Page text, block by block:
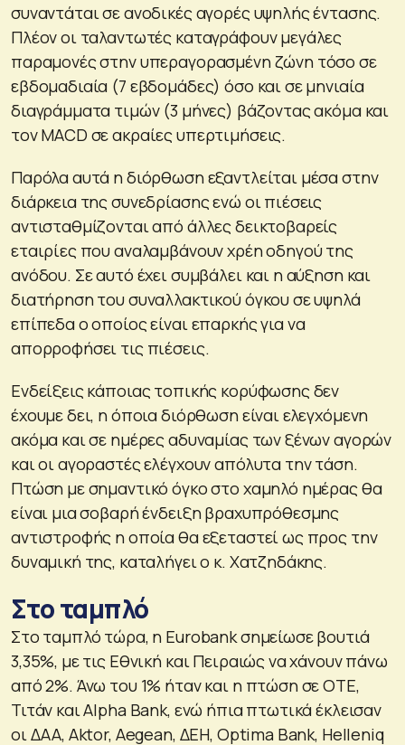
συναντάται σε ανοδικές αγορές υψηλής έντασης.
Πλέον οι ταλαντωτές καταγράφουν μεγάλες
παραμονές στην υπεραγορασμένη ζώνη τόσο σε
εβδομαδιαία (7 εβδομάδες) όσο και σε μηνιαία
διαγράμματα τιμών (3 μήνες) βάζοντας ακόμα και
τον MACD σε ακραίες υπερτιμήσεις.
Παρόλα αυτά η διόρθωση εξαντλείται μέσα στην
διάρκεια της συνεδρίασης ενώ οι πιέσεις
αντισταθμίζονται από άλλες δεικτοβαρείς
εταιρίες που αναλαμβάνουν χρέη οδηγού της
ανόδου. Σε αυτό έχει συμβάλει και η αύξηση και
διατήρηση του συναλλακτικού όγκου σε υψηλά
επίπεδα ο οποίος είναι επαρκής για να
απορροφήσει τις πιέσεις.
Ενδείξεις κάποιας τοπικής κορύφωσης δεν
έχουμε δει, η όποια διόρθωση είναι ελεγχόμενη
ακόμα και σε ημέρες αδυναμίας των ξένων αγορών
και οι αγοραστές ελέγχουν απόλυτα την τάση.
Πτώση με σημαντικό όγκο στο χαμηλό ημέρας θα
είναι μια σοβαρή ένδειξη βραχυπρόθεσμης
αντιστροφής η οποία θα εξεταστεί ως προς την
δυναμική της, καταλήγει ο κ. Χατζηδάκης.
Στο ταμπλό
Στο ταμπλό τώρα, η Eurobank σημείωσε βουτιά
3,35%, με τις Εθνική και Πειραιώς να χάνουν πάνω
από 2%. Άνω του 1% ήταν και η πτώση σε ΟΤΕ,
Τιτάν και Alpha Bank, ενώ ήπια πτωτικά έκλεισαν
οι ΔΑΑ, Aktor, Aegean, ΔΕΗ, Optima Bank, Helleniq